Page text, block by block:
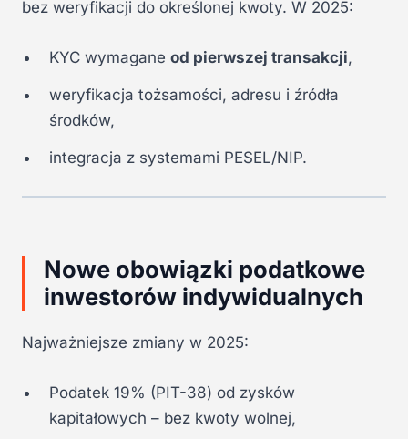
bez weryfikacji do określonej kwoty. W 2025:
KYC wymagane od pierwszej transakcji,
weryfikacja tożsamości, adresu i źródła
środków,
integracja z systemami PESEL/NIP.
Nowe obowiązki podatkowe
inwestorów indywidualnych
Najważniejsze zmiany w 2025:
Podatek 19% (PIT-38) od zysków
kapitałowych – bez kwoty wolnej,